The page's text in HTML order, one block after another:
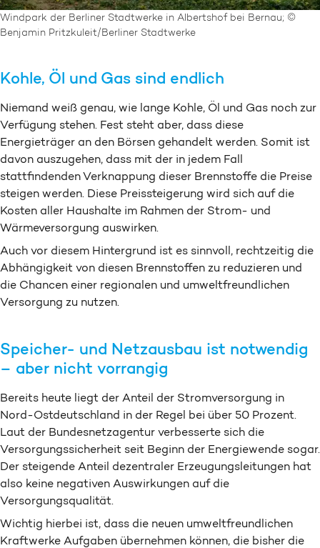
Windpark der Berliner Stadtwerke in Albertshof bei Bernau; ©
Benjamin Pritzkuleit/Berliner Stadtwerke
Kohle, Öl und Gas sind endlich
Niemand weiß genau, wie lange Kohle, Öl und Gas noch zur
Verfügung stehen. Fest steht aber, dass diese
Energieträger an den Börsen gehandelt werden. Somit ist
davon auszugehen, dass mit der in jedem Fall
stattfindenden Verknappung dieser Brennstoffe die Preise
steigen werden. Diese Preissteigerung wird sich auf die
Kosten aller Haushalte im Rahmen der Strom- und
Wärmeversorgung auswirken.
Auch vor diesem Hintergrund ist es sinnvoll, rechtzeitig die
Abhängigkeit von diesen Brennstoffen zu reduzieren und
die Chancen einer regionalen und umweltfreundlichen
Versorgung zu nutzen.
Speicher- und Netzausbau ist notwendig
– aber nicht vorrangig
Bereits heute liegt der Anteil der Stromversorgung in
Nord-Ostdeutschland in der Regel bei über 50 Prozent.
Laut der Bundesnetzagentur verbesserte sich die
Versorgungssicherheit seit Beginn der Energiewende sogar.
Der steigende Anteil dezentraler Erzeugungsleitungen hat
also keine negativen Auswirkungen auf die
Versorgungsqualität.
Wichtig hierbei ist, dass die neuen umweltfreundlichen
Kraftwerke Aufgaben übernehmen können, die bisher die